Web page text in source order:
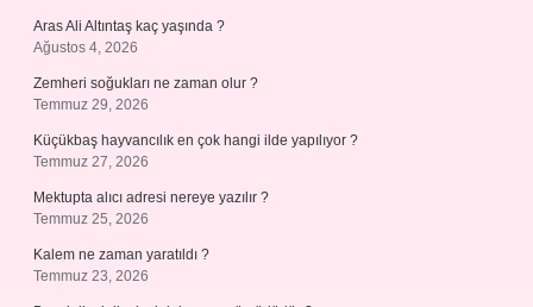
Aras Ali Altıntaş kaç yaşında ?
Ağustos 4, 2026
Zemheri soğukları ne zaman olur ?
Temmuz 29, 2026
Küçükbaş hayvancılık en çok hangi ilde yapılıyor ?
Temmuz 27, 2026
Mektupta alıcı adresi nereye yazılır ?
Temmuz 25, 2026
Kalem ne zaman yaratıldı ?
Temmuz 23, 2026